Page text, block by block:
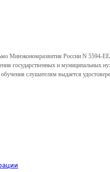
Минэкономразвития России N 5594-
государственных и муниципальных
слушателям выдается